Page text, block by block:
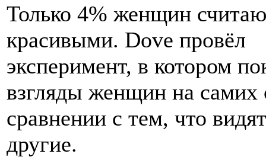
Только 4% женщин
красивыми. Dove провёл
эксперимент, в котором
взгляды женщин на самих
сравнении с тем, что видят
другие.